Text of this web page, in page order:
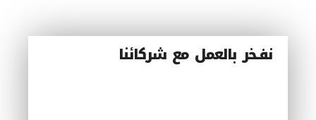
نفـخر بالعمل مع شركائنا